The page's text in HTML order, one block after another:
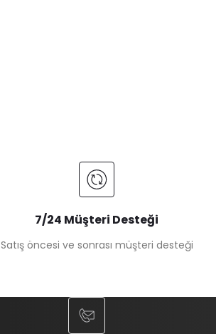
7/24 Müşteri Desteği
Satış öncesi ve sonrası müşteri desteği